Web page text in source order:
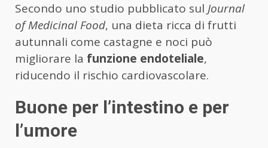
Secondo uno studio pubblicato sul Journal
of Medicinal Food, una dieta ricca di frutti
autunnali come castagne e noci può
migliorare la funzione endoteliale,
riducendo il rischio cardiovascolare.
Buone per l’intestino e per
l’umore